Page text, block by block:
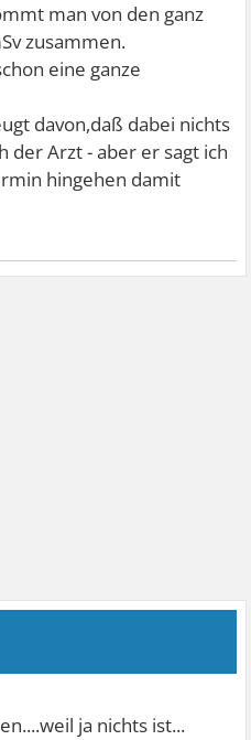
man von den ganz
zusammen.
eine ganze
davon,daß dabei nichts
der Arzt - aber er sagt ich
hingehen damit
ja nichts ist...